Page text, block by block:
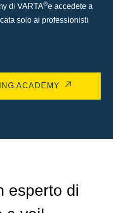
di VARTA®e accedete a
solo ai professionisti
ACADEMY
esperto di